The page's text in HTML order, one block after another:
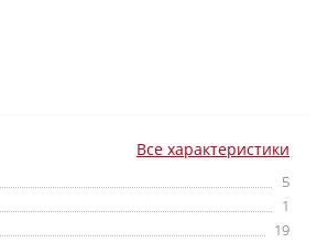
Все характеристики
5
1
19